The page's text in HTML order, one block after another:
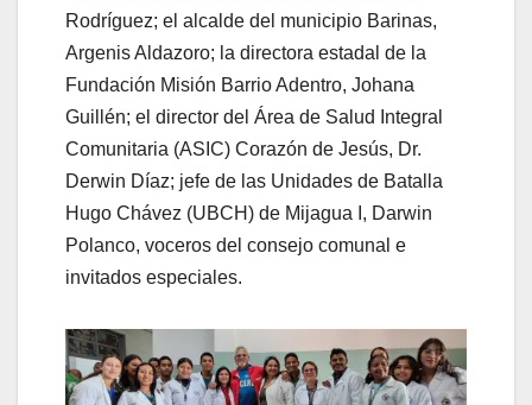
Rodríguez; el alcalde del municipio Barinas,
Argenis Aldazoro; la directora estadal de la
Fundación Misión Barrio Adentro, Johana
Guillén; el director del Área de Salud Integral
Comunitaria (ASIC) Corazón de Jesús, Dr.
Derwin Díaz; jefe de las Unidades de Batalla
Hugo Chávez (UBCH) de Mijagua I, Darwin
Polanco, voceros del consejo comunal e
invitados especiales.